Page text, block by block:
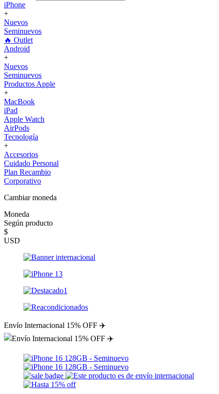
iPhone
+
Nuevos
Seminuevos
🔥 Outlet
Android
+
Nuevos
Seminuevos
Productos Apple
+
MacBook
iPad
Apple Watch
AirPods
Tecnología
+
Accesorios
Cuidado Personal
Plan Recambio
Corporativo
Cambiar moneda
Moneda
Según producto
$
USD
Envío Internacional 15% OFF ✈️